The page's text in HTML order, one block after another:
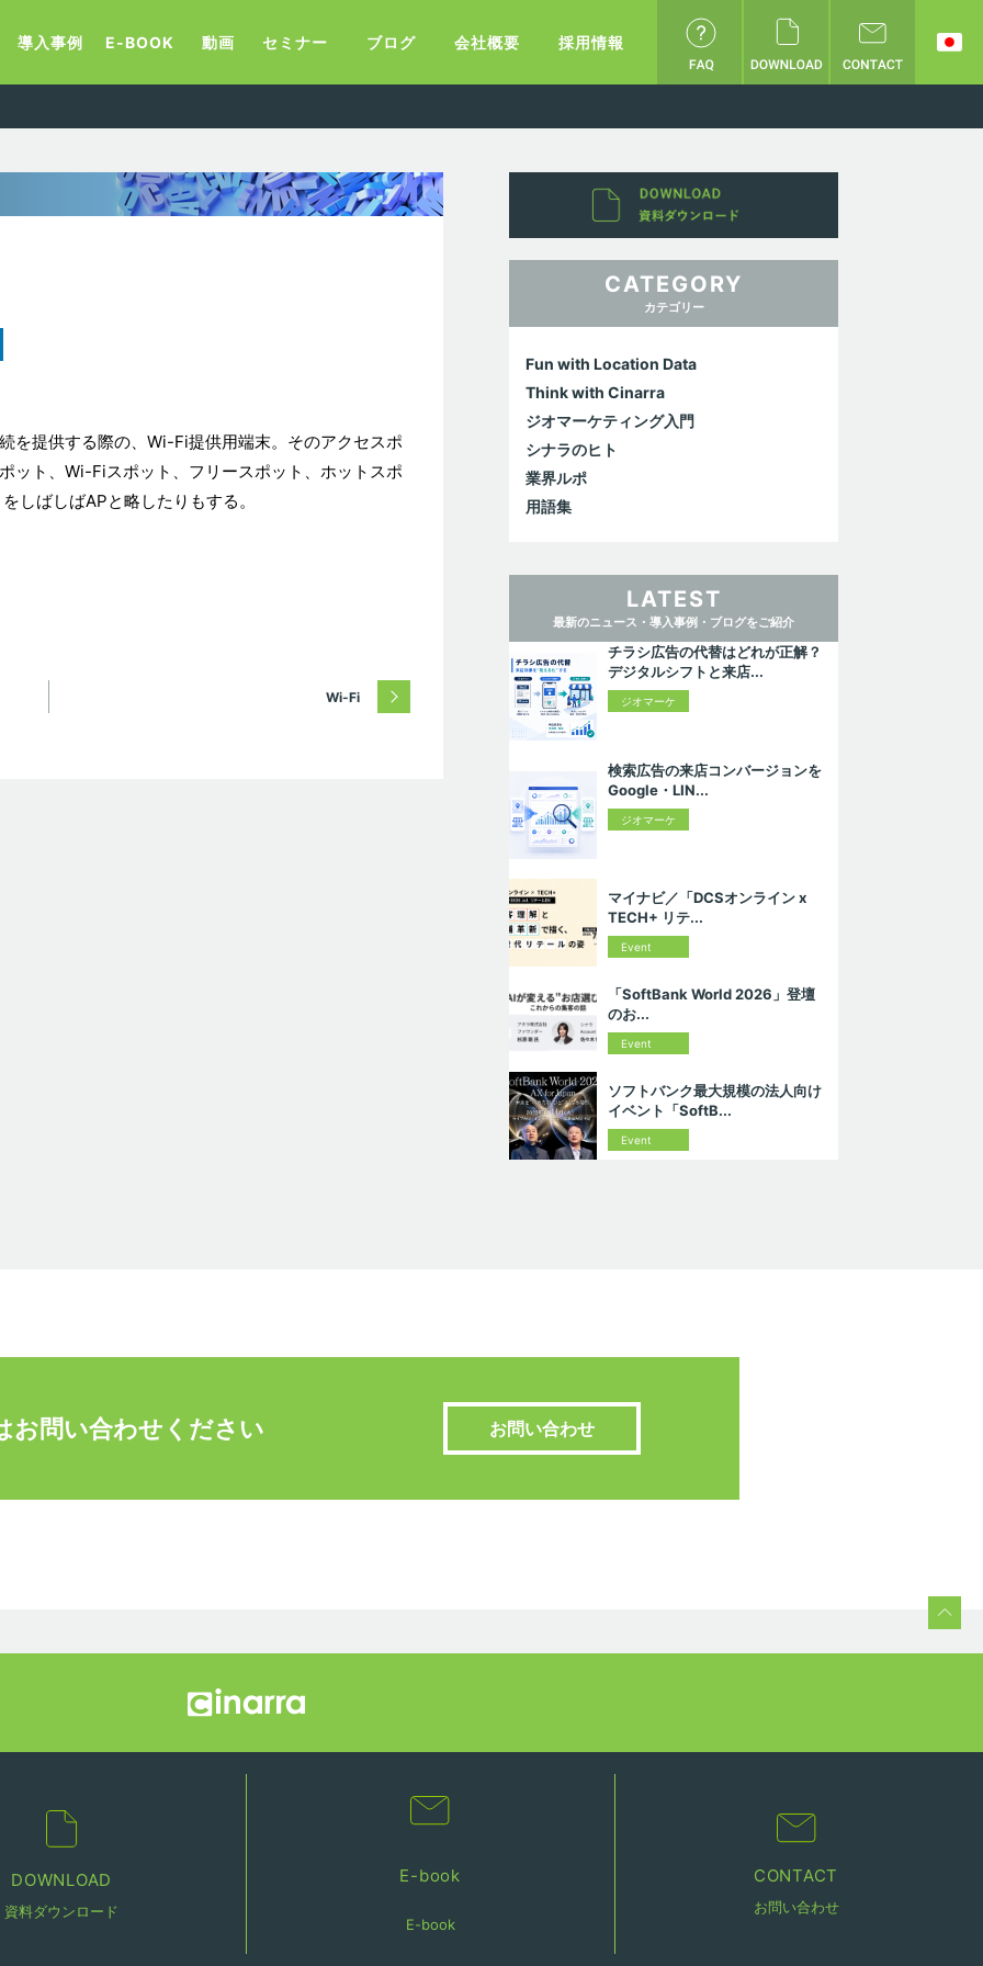
導入事例 E-BOOK 動画 セミナー ブログ 会社概要 採用情報
を提供する際の、Wi-Fi提供用端末。そのアクセスポ
ット、Wi-Fiスポット、フリースポット、ホットスポ
しばしばAPと略したりもする。
Wi-Fi
CATEGORY
カテゴリー
Fun with Location Data
Think with Cinarra
ジオマーケティング入門
シナラのヒト
業界ルポ
用語集
LATEST
最新のニュース・導入事例・ブログをご紹介
チラシ広告の代替はどれが正解？
デジタルシフトと来店...
ジオマーケ
検索広告の来店コンバージョンを
Google・LIN...
ジオマーケ
マイナビ／「DCSオンライン x
TECH+ リテ...
Event
「SoftBank World 2026」登壇
のお...
Event
ソフトバンク最大規模の法人向け
イベント「SoftB...
Event
お問い合わせください お問い合わせ
DOWNLOAD
資料ダウンロード
E-book
E-book
CONTACT
お問い合わせ